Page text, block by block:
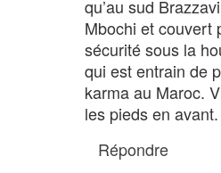
qu’au sud
Mbochi et couvert
sécurité sous la
qui est entrain de
karma au Maroc.
les pieds en avant.
Répondre